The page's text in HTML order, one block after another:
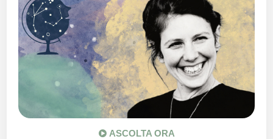
ASCOLTA ORA